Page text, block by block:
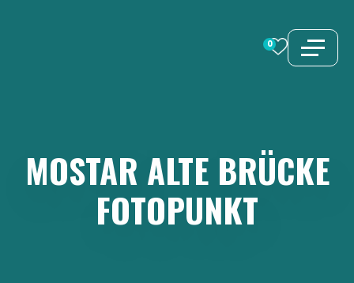
0
MOSTAR ALTE BRÜCKE
FOTOPUNKT